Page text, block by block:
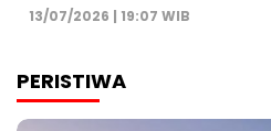
13/07/2026 | 19:07 WIB
PERISTIWA